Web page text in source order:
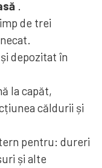
.
de trei
depozitat în
la capăt,
căldurii și
pentru: dureri
și alte